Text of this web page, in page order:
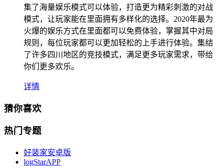
集了海量娱乐模式可以体验，打造更为精彩刺激的对战
模式，让玩家能在里面拥有多样化的选择。2020年最为
火爆的娱乐方式在里面都可以免费体验，掌握其中对局
规则，每位玩家都可以更加轻松的上手进行体验。集结
了许多四川地区的竞技模式，满足更多玩家需求，带给
你们更多欢乐。
详情
猜你喜欢
热门专题
好装家安卓版
logStarAPP